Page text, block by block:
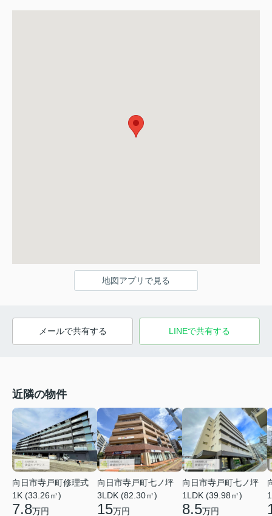
地図アプリで見る
メールで共有する LINEで共有する
近隣の物件
向日市寺戸町修理式
1K (33.26㎡)
7.8万円
向日市寺戸町七ノ坪
3LDK (82.30㎡)
15万円
向日市寺戸町七ノ坪
1LDK (39.98㎡)
8.5万円